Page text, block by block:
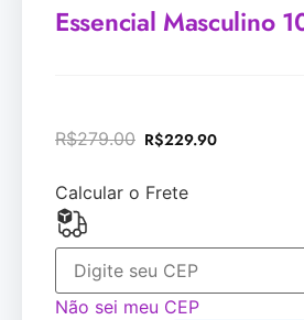
Essencial Masculino
R$279.00 R$229.90
Calcular o Frete
Não sei meu CEP